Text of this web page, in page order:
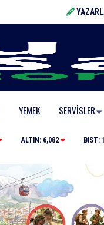
YEMEK SERVISLER
ALTIN: 6,082 BIST: